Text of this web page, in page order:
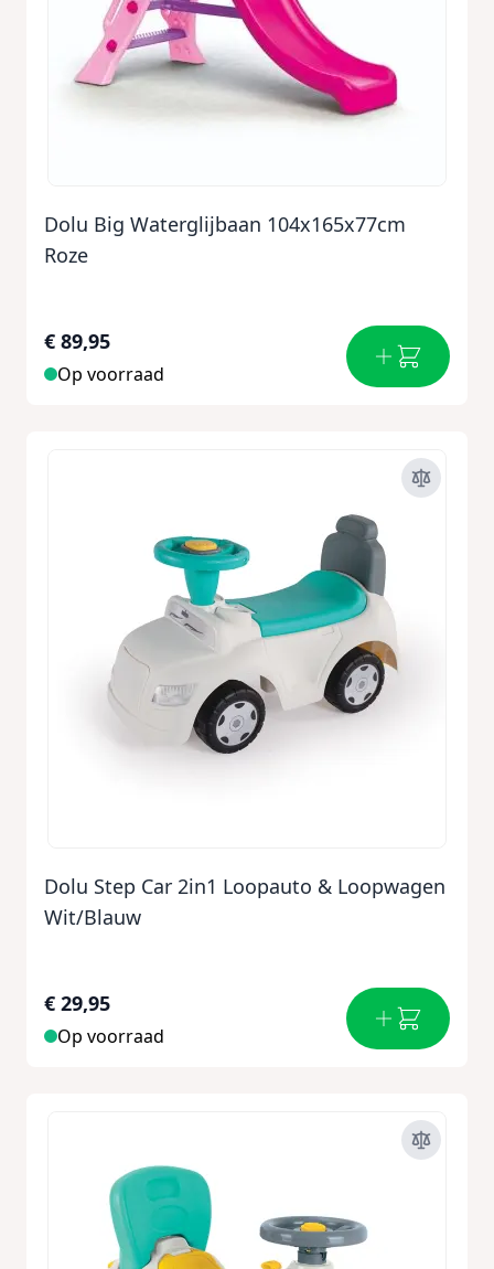
Dolu Big Waterglijbaan 104x165x77cm
Roze
€ 89,95
Op voorraad
Dolu Step Car 2in1 Loopauto & Loopwagen
Wit/Blauw
€ 29,95
Op voorraad